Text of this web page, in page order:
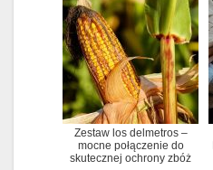
Zestaw los delmetros –
mocne połączenie do
skutecznej ochrony zbóż